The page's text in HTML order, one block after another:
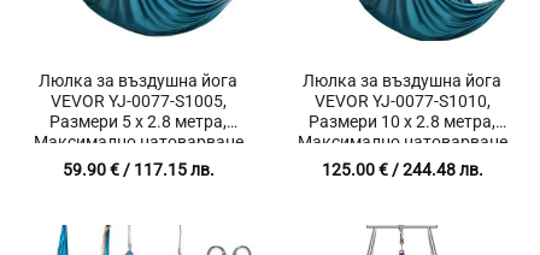
Люлка за въздушна йога
VEVOR YJ-0077-S1005,
Размери 5 x 2.8 метра,
Максимално натоварване
1000 кг, Подходяща за
пилатес, стречинг и
59.90€/ 117.15 лв.
Люлка за въздушна йога
VEVOR YJ-0077-S1010,
Размери 10 x 2.8 метра,
Максимално натоварване
1000 кг, Подходяща за
пилатес, стречинг и
125.00€/ 244.48 лв.